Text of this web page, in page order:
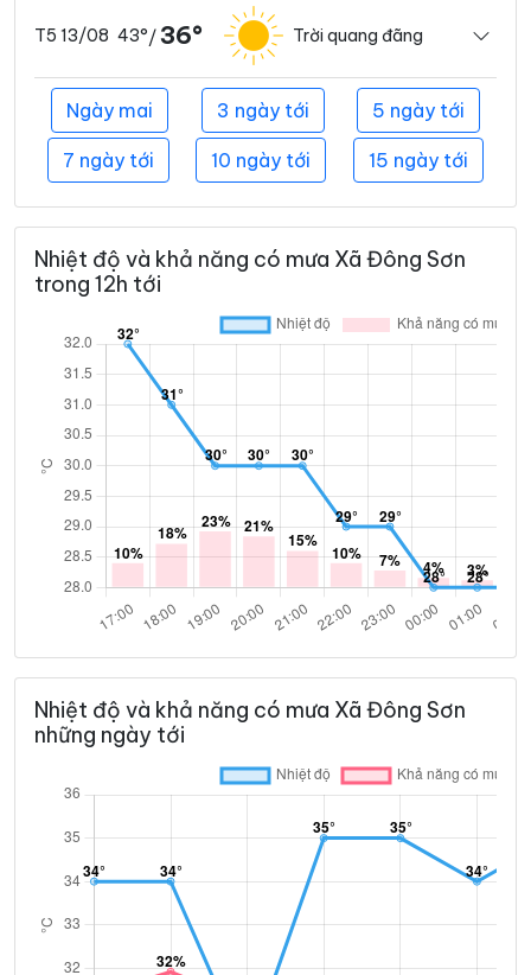
T5 13/08 43°/ 36° Trời quang đãng
Ngày mai 3 ngày tới 5 ngày tới
7 ngày tới 10 ngày tới 15 ngày tới
Nhiệt độ và khả năng có mưa Xã Đông Sơn
trong 12h tới
Nhiệt độ và khả năng có mưa Xã Đông Sơn
những ngày tới